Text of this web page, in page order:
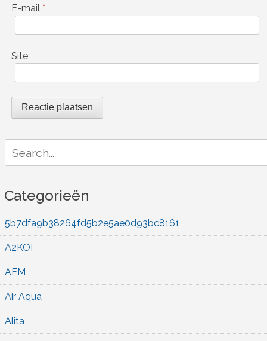
E-mail *
Site
for:
Categorieën
5b7dfa9b38264fd5b2e5ae0d93bc8161
A2KOI
AEM
Air Aqua
Alita